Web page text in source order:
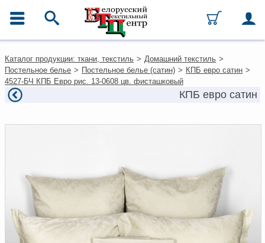
Каталог
Ткани
Домашний текстиль
Одежда
Текстиль для ресторанов и
Условия работы
Оплата и доставка
Как оформить заказ
Вакансии
Каталог продукции: ткани, текстиль > Домашний текстиль >
Постельное белье > Постельное белье (сатин) > КПБ евро сатин >
4527-БЧ КПБ Евро рис. 13-0608 цв. фисташковый
КПБ евро сатин